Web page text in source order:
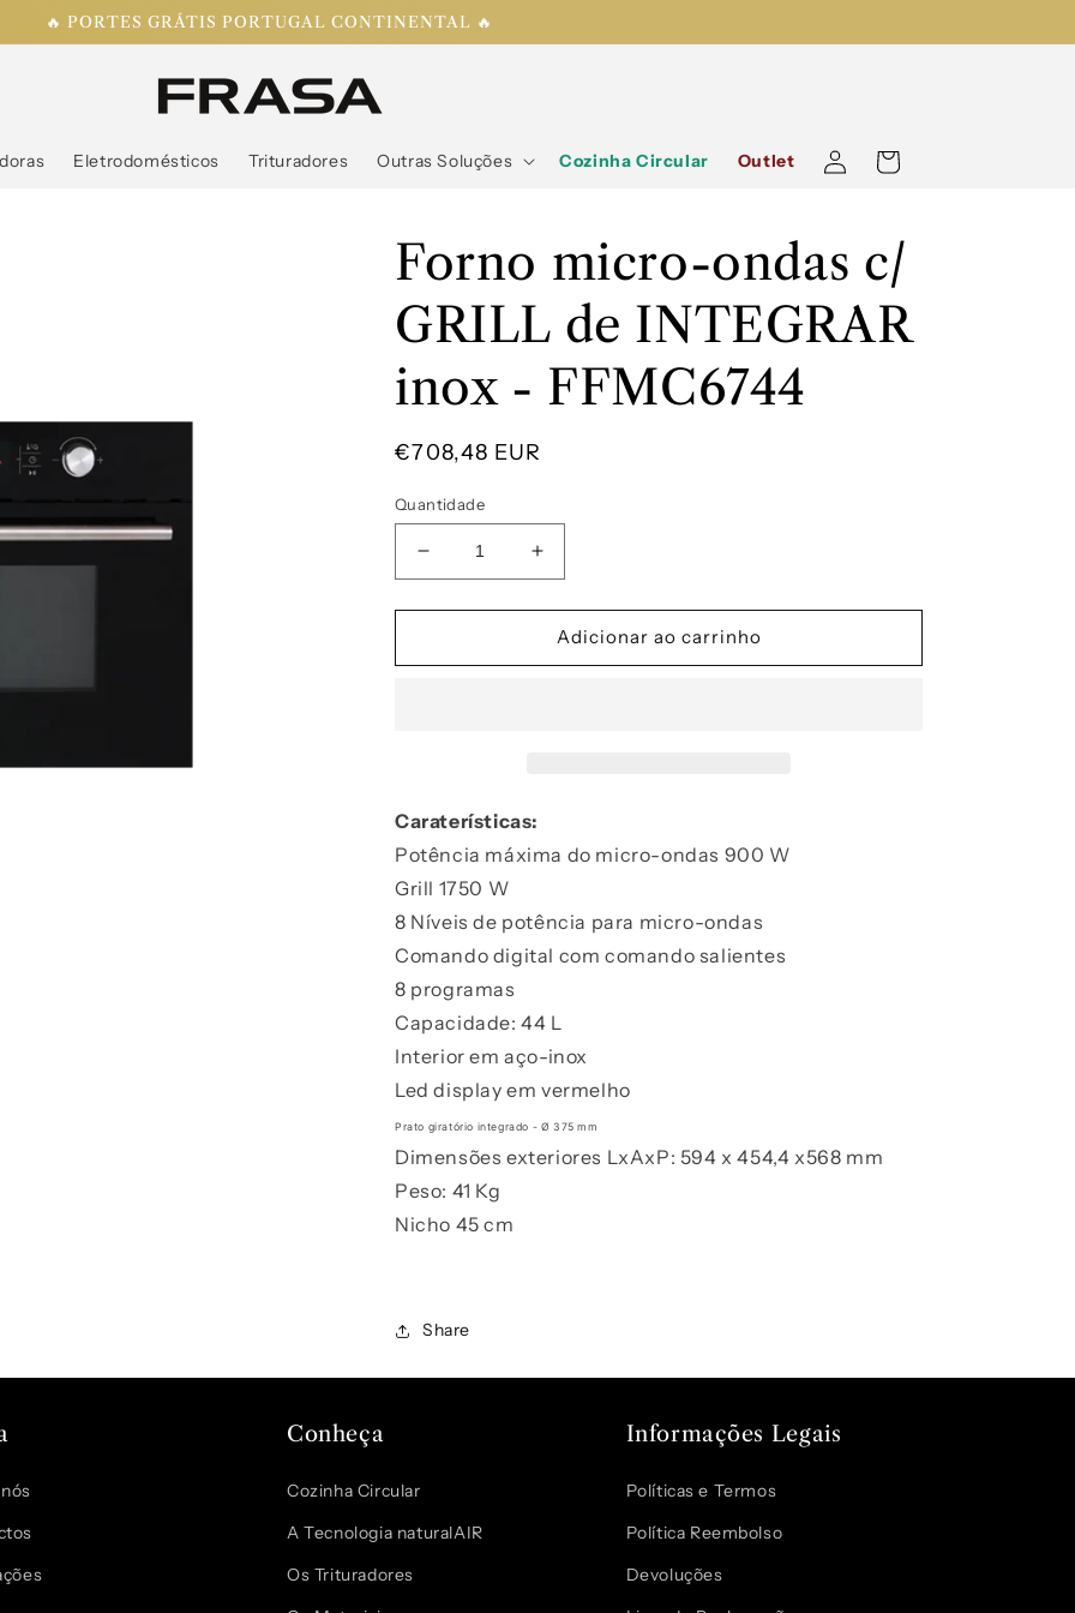
🔥 PORTES GRÁTIS PORTUGAL CONTINENTAL 🔥
Eletrodomésticos Trituradores Outras Soluções Cozinha Circular Outlet
sessão
Carrinho
Forno micro-ondas c/
GRILL de INTEGRAR
inox - FFMC6744
Preço
€708,48 EUR
Quantidade
Diminuir
a
quantidade
Forno
INTEGRAR
-
FFMC6744
Aumentar
a
quantidade
de
Forno
INTEGRAR
-
Adicionar ao carrinho
Caraterísticas:
Potência máxima do micro-ondas 900 W
Grill 1750 W
8 Níveis de potência para micro-ondas
Comando digital com comando salientes
8 programas
Capacidade: 44 L
Interior em aço-inox
Led display em vermelho
Prato giratório integrado - Ø 375 mm
Dimensões exteriores LxAxP: 594 x 454,4 x568 mm
Peso: 41 Kg
Nicho 45 cm
Share
Conheça
Cozinha Circular
A Tecnologia naturalAIR
Os Trituradores
Informações Legais
Políticas e Termos
Política Reembolso
Devoluções